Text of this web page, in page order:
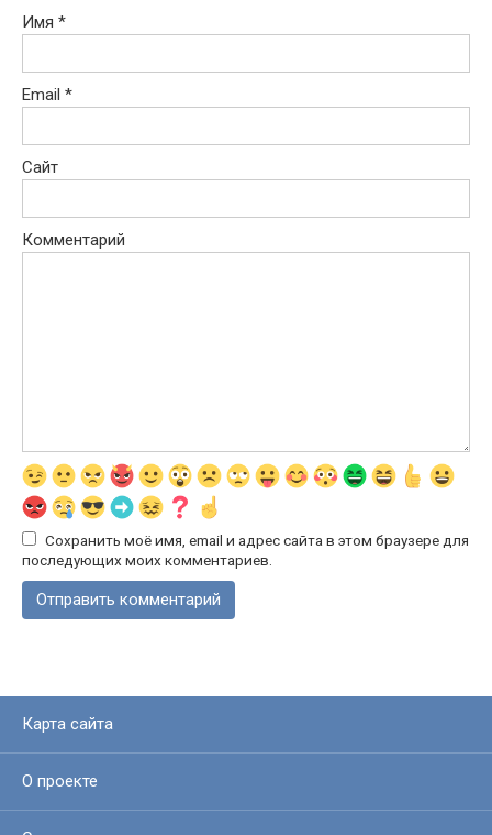
Имя *
Email *
Сайт
Комментарий
Сохранить моё имя, email и адрес сайта в этом браузере для
последующих моих комментариев.
Карта сайта
О проекте